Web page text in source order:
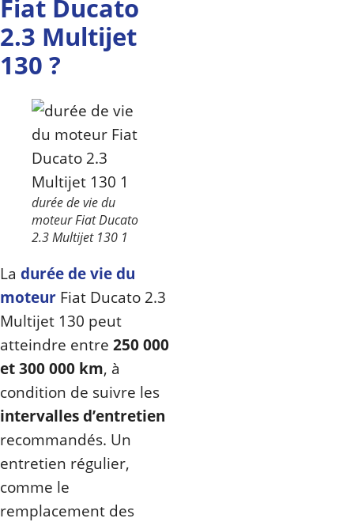
Fiat Ducato
2.3 Multijet
130 ?
durée de vie du
moteur Fiat Ducato
2.3 Multijet 130 1
La durée de vie du
moteur Fiat Ducato 2.3
Multijet 130 peut
atteindre entre 250 000
et 300 000 km, à
condition de suivre les
intervalles d’entretien
recommandés. Un
entretien régulier,
comme le
remplacement des